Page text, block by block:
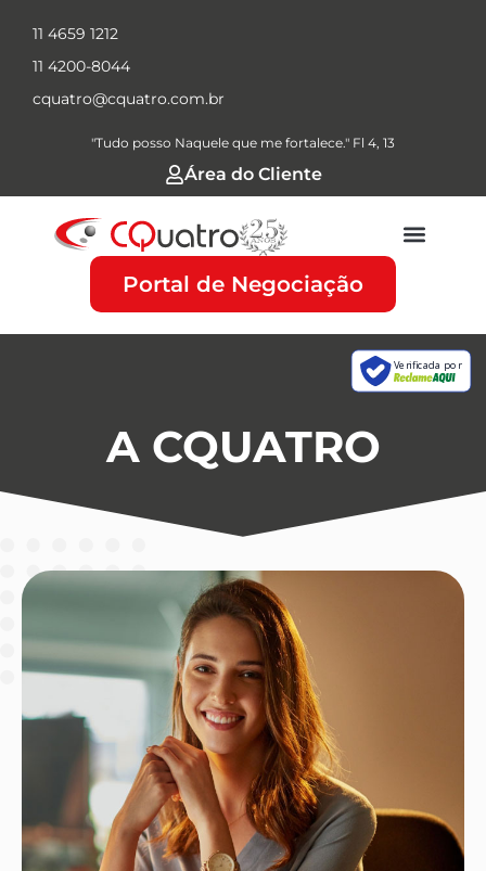
"Tudo posso Naquele que me fortalece." Fl 4, 13
11 4659 1212
11 4200-8044
cquatro@cquatro.com.br
Área do Cliente
Portal de Negociação
A CQUATRO
Verificada por